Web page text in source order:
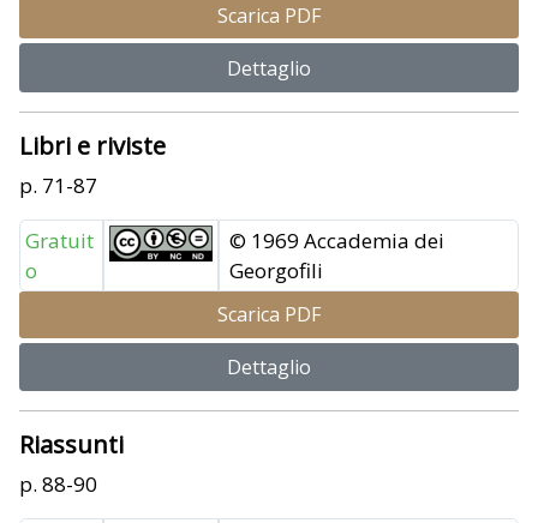
Scarica PDF
Dettaglio
Libri e riviste
p. 71-87
Gratuit
o
© 1969 Accademia dei
Georgofili
Scarica PDF
Dettaglio
Riassunti
p. 88-90